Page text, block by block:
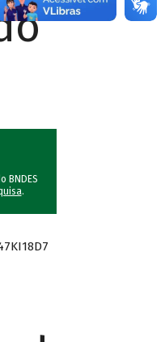
BNDES
.